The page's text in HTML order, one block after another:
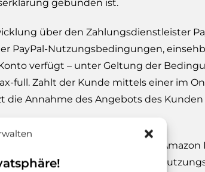
gebunden ist.
über den Zahlungsdienstleister
PayPal-Nutzungsbedingungen,
verfügt – unter Geltung der
full. Zahlt der Kunde mittels einer im
die Annahme des Angebots des
den Zahlungsdienstleister Amazon
der Amazon Payments Europe